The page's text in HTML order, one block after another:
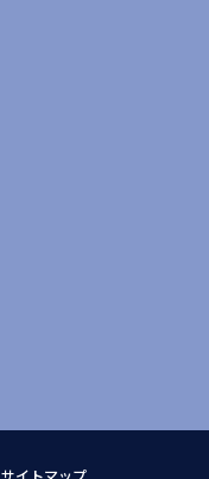
サイトマップ